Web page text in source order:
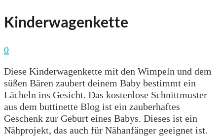
Kinderwagenkette
0
Diese Kinderwagenkette mit den Wimpeln und dem
süßen Bären zaubert deinem Baby bestimmt ein
Lächeln ins Gesicht. Das kostenlose Schnittmuster
aus dem buttinette Blog ist ein zauberhaftes
Geschenk zur Geburt eines Babys. Dieses ist ein
Nähprojekt, das auch für Nähanfänger geeignet ist.